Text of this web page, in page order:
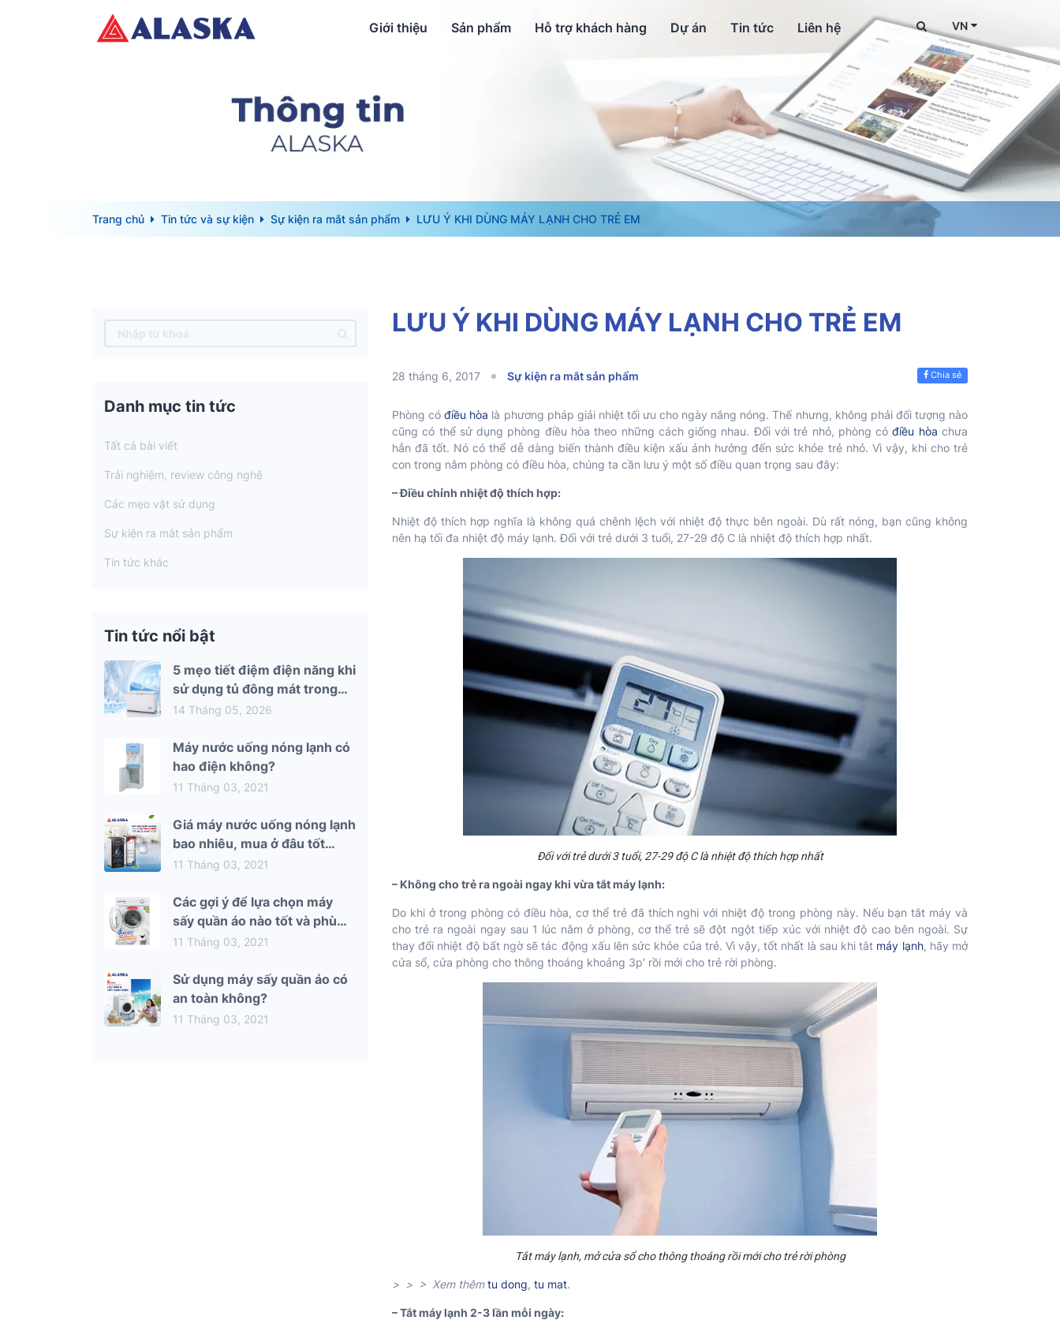
Giới thiệu Sản phẩm Hỗ trợ khách hàng Dự án Tin tức Liên hệ VN
Trang chủ Tin tức và sự kiện Sự kiện ra mắt sản phẩm LƯU Ý KHI DÙNG MÁY LẠNH CHO TRẺ EM
Danh mục tin tức
Tất cả bài viết
Trải nghiệm, review công nghệ
Các mẹo vặt sử dụng
Sự kiện ra mắt sản phẩm
Tin tức khác
Tin tức nổi bật
5 mẹo tiết điệm điện năng khi
sử dụng tủ đông mát trong
mùa hè 2026
14 Tháng 05, 2026
Máy nước uống nóng lạnh có
hao điện không?
11 Tháng 03, 2021
Giá máy nước uống nóng lạnh
bao nhiêu, mua ở đâu tốt
nhất?
11 Tháng 03, 2021
Các gợi ý để lựa chọn máy
sấy quần áo nào tốt và phù
hợp nhất với gia đình bạn
11 Tháng 03, 2021
Sử dụng máy sấy quần áo có
an toàn không?
11 Tháng 03, 2021
LƯU Ý KHI DÙNG MÁY LẠNH CHO TRẺ EM
28 tháng 6, 2017 Sự kiện ra mắt sản phẩm Chia sẻ
Phòng cóđiều hòa là phương pháp giải nhiệt tối ưu cho ngày nắng nóng. Thế nhưng, không phải đối tượng nào
cũng có thể sử dụng phòng điều hòa theo những cách giống nhau. Đối với trẻ nhỏ, phòng cóđiều hòa chưa
hẳn đã tốt. Nó có thể dễ dàng biến thành điều kiện xấu ảnh hưởng đến sức khỏe trẻ nhỏ. Vì vậy, khi cho trẻ
con trong nằm phòng có điều hòa, chúng ta cần lưu ý một số điều quan trọng sau đây:
– Điều chỉnh nhiệt độ thích hợp:
Nhiệt độ thích hợp nghĩa là không quá chênh lệch với nhiệt độ thực bên ngoài. Dù rất nóng, bạn cũng không
nên hạ tối đa nhiệt độ máy lạnh. Đối với trẻ dưới 3 tuổi, 27-29 độ C là nhiệt độ thích hợp nhất.
Đối với trẻ dưới 3 tuổi, 27-29 độ C là nhiệt độ thích hợp nhất
– Không cho trẻ ra ngoài ngay khi vừa tắt máy lạnh:
Do khi ở trong phòng có điều hòa, cơ thể trẻ đã thích nghi với nhiệt độ trong phòng này. Nếu bạn tắt máy và
cho trẻ ra ngoài ngay sau 1 lúc nằm ở phòng, cơ thể trẻ sẽ đột ngột tiếp xúc với nhiệt độ cao bên ngoài. Sự
thay đổi nhiệt độ bất ngờ sẽ tác động xấu lên sức khỏe của trẻ. Vì vậy, tốt nhất là sau khi tắt máy lạnh, hãy mở
cửa sổ, cửa phòng cho thông thoáng khoảng 3p’ rồi mới cho trẻ rời phòng.
Tắt máy lạnh, mở cửa sổ cho thông thoáng rồi mới cho trẻ rời phòng
> > > Xem thêmtu dong, tu mat.
– Tắt máy lạnh 2-3 lần mỗi ngày: